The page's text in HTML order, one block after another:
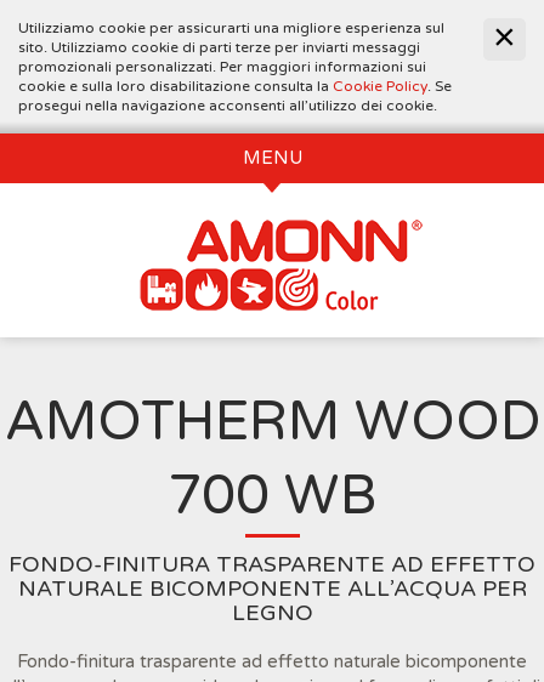
Utilizziamo cookie per assicurarti una migliore esperienza sul
sito. Utilizziamo cookie di parti terze per inviarti messaggi
promozionali personalizzati. Per maggiori informazioni sui
cookie e sulla loro disabilitazione consulta la Cookie Policy. Se
prosegui nella navigazione acconsenti all’utilizzo dei cookie.
MENU
AMOTHERM WOOD
700 WB
FONDO-FINITURA TRASPARENTE AD EFFETTO
NATURALE BICOMPONENTE ALL’ACQUA PER
LEGNO
Fondo-finitura trasparente ad effetto naturale bicomponente